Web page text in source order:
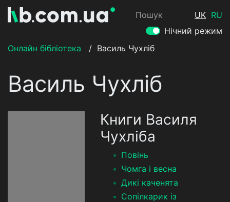
Пошук UK RU
Нічний режим
Онлайн бібліотека
/ Василь Чухліб
Василь Чухліб
Книги Василя
Чухліба
Повінь
Чомга i весна
Дикі каченята
Сопілкарик із